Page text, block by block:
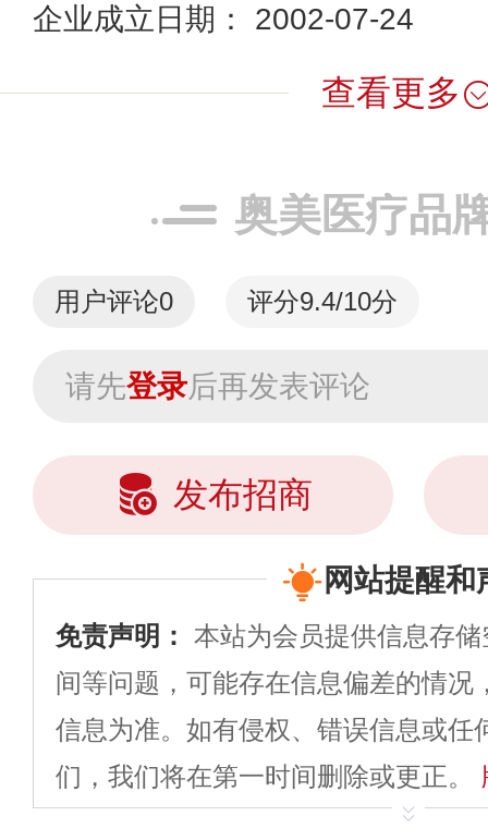
企业成立日期： 2002-07-24
查看更多
奥美医疗品
用户评论0 评分9.4/10分
请先登录后再发表评论
发布招商
网站提醒和
免责声明： 本站为会员提供信息存
间等问题，可能存在信息偏差的情况
信息为准。如有侵权、错误信息或任
们，我们将在第一时间删除或更正。